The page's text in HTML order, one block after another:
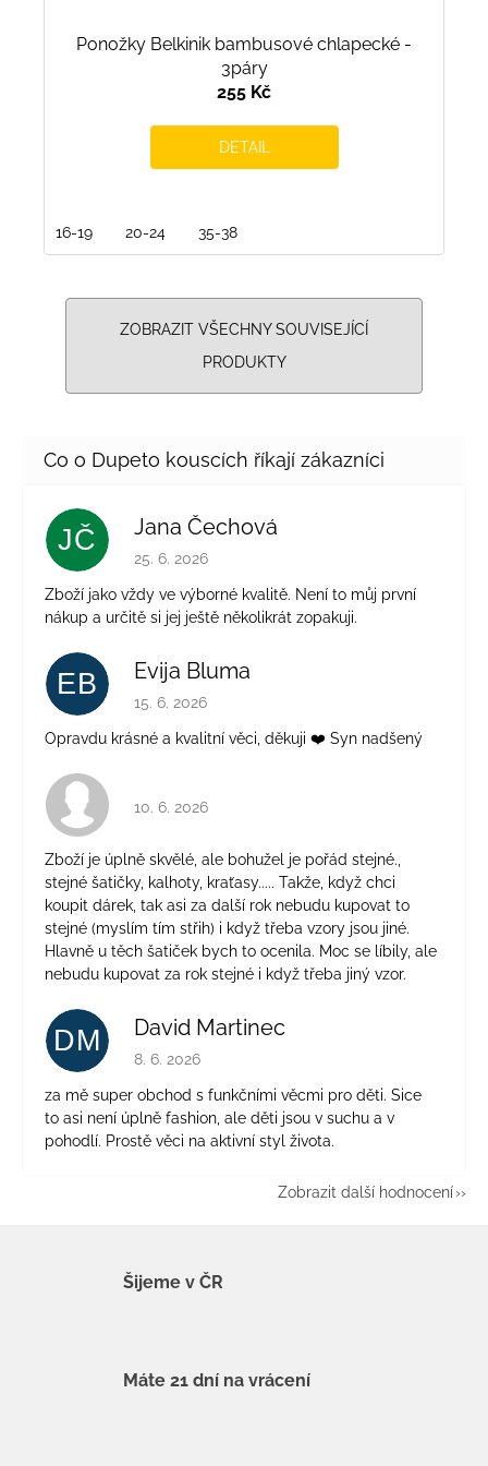
Ponožky Belkinik bambusové chlapecké -
3páry
255 Kč
DETAIL
16-19 20-24 35-38
ZOBRAZIT VŠECHNY SOUVISEJÍCÍ
PRODUKTY
JČ Jana Čechová
Hodnocení obchodu je 5 z 5 hvězdiček.
25. 6. 2026
Zboží jako vždy ve výborné kvalitě. Není to můj první
nákup a určitě si jej ještě několikrát zopakuji.
EB Evija Bluma
Hodnocení obchodu je 5 z 5 hvězdiček.
15. 6. 2026
Opravdu krásné a kvalitní věci, děkuji ❤️ Syn nadšený
Hodnocení obchodu je 4 z 5 hvězdiček.
10. 6. 2026
Zboží je úplně skvělé, ale bohužel je pořád stejné.,
stejné šatičky, kalhoty, kraťasy..... Takže, když chci
koupit dárek, tak asi za další rok nebudu kupovat to
stejné (myslím tím střih) i když třeba vzory jsou jiné.
Hlavně u těch šatiček bych to ocenila. Moc se líbily, ale
nebudu kupovat za rok stejné i když třeba jiný vzor.
DM David Martinec
Hodnocení obchodu je 5 z 5 hvězdiček.
8. 6. 2026
za mě super obchod s funkčními věcmi pro děti. Sice
to asi není úplně fashion, ale děti jsou v suchu a v
pohodlí. Prostě věci na aktivní styl života.
Zobrazit další hodnocení
Šijeme v ČR
Máte 21 dní na vrácení